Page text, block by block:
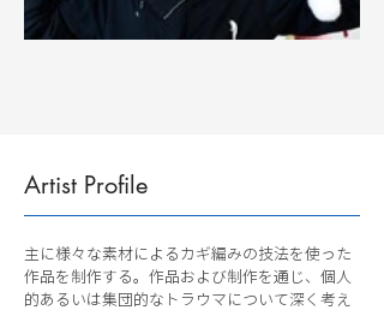
Artist Profile
主に様々な素材によるカギ編みの技法を使った
作品を制作する。作品および制作を通じ、個人
的あるいは集団的なトラウマについて深く考え